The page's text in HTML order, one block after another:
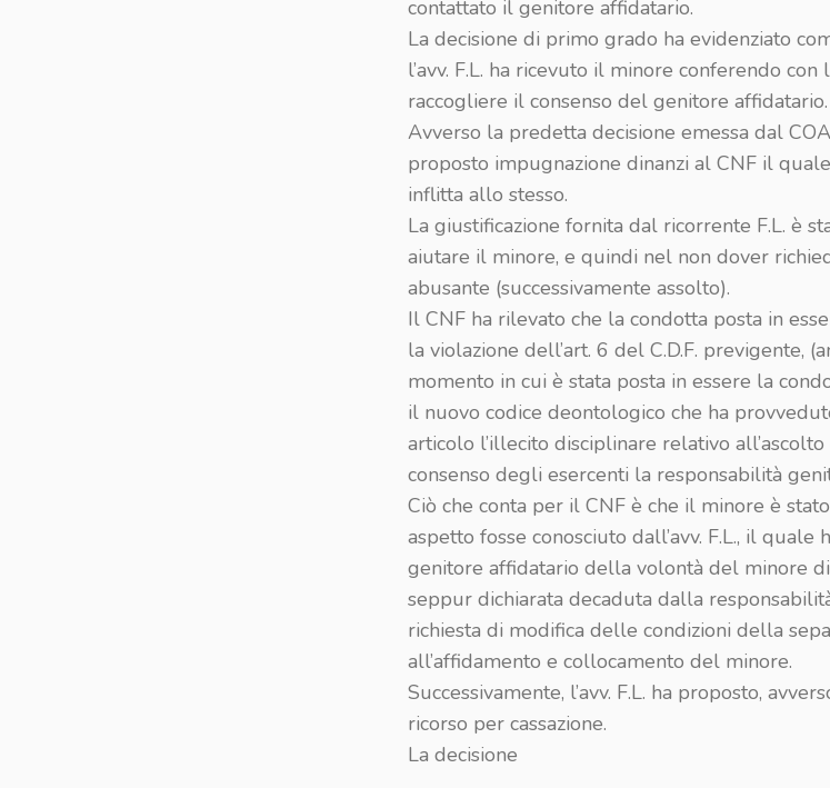
contattato il genitore affidatario.
La decisione di primo grado ha evidenziato
l’avv. F.L. ha ricevuto il minore conferendo
raccogliere il consenso del genitore affidatario.
Avverso la predetta decisione emessa dal COA
proposto impugnazione dinanzi al CNF il
inflitta allo stesso.
La giustificazione fornita dal ricorrente F.L. è
aiutare il minore, e quindi nel non dover
abusante (successivamente assolto).
Il CNF ha rilevato che la condotta posta in
la violazione dell’art. 6 del C.D.F. previgente,
momento in cui è stata posta in essere la
il nuovo codice deontologico che ha
articolo l’illecito disciplinare relativo
consenso degli esercenti la responsabilità
Ciò che conta per il CNF è che il minore è
aspetto fosse conosciuto dall’avv. F.L., il
genitore affidatario della volontà del minore
seppur dichiarata decaduta dalla
richiesta di modifica delle condizioni della
all’affidamento e collocamento del minore.
Successivamente, l’avv. F.L. ha proposto,
ricorso per cassazione.
La decisione